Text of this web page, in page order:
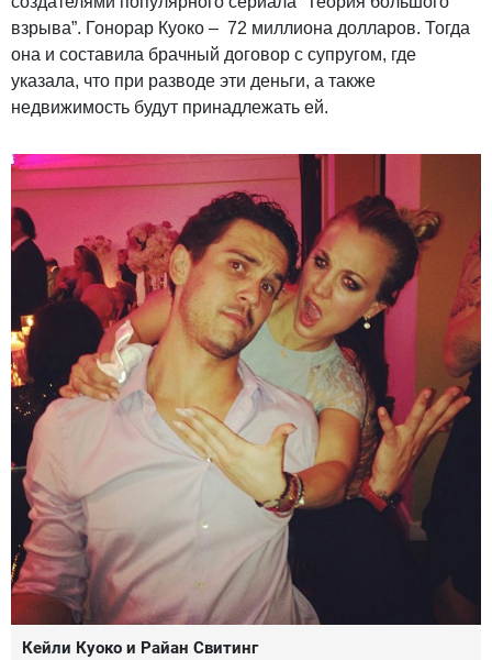
взрыва”. Гонорар Куоко – 72 миллиона долларов. Тогда
она и составила брачный договор с супругом, где
указала, что при разводе эти деньги, а также
недвижимость будут принадлежать ей.
Кейли Куоко и Райан Свитинг